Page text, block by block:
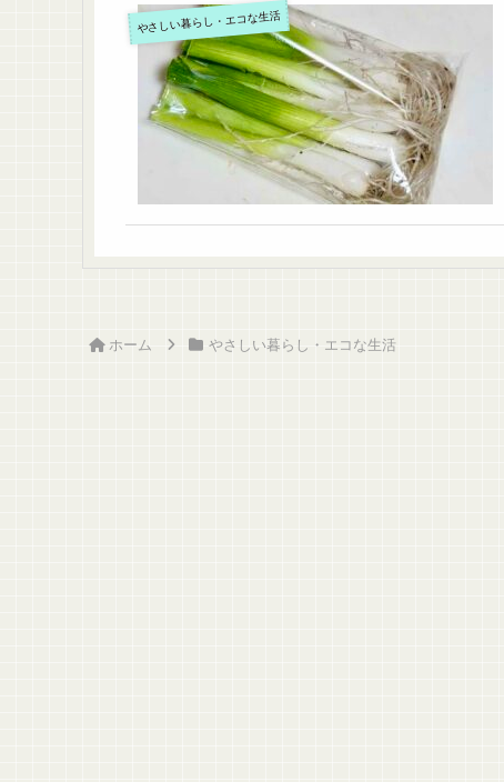
やさしい暮らし・エコな生活
ホーム やさしい暮らし・エコな生活